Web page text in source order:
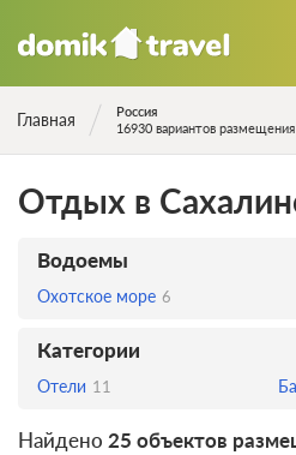
Главная
Россия
16930 вариантов размещения
Отдых в
Водоемы
Охотское море 6
Категории
Отели 11
Найдено 25 объектов